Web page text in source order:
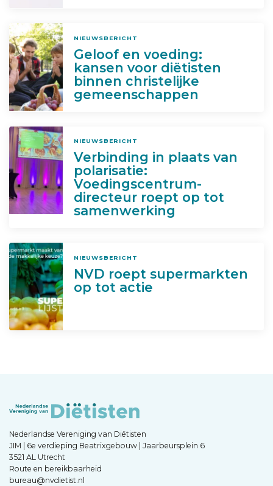
NIEUWSBERICHT
Geloof en voeding:
kansen voor diëtisten
binnen christelijke
gemeenschappen
NIEUWSBERICHT
Verbinding in plaats van
polarisatie:
Voedingscentrum-
directeur roept op tot
samenwerking
NIEUWSBERICHT
NVD roept supermarkten
op tot actie
Nederlandse Vereniging van Diëtisten
JIM | 6e verdieping Beatrixgebouw | Jaarbeursplein 6
3521 AL Utrecht
Route en bereikbaarheid
bureau@nvdietist.nl